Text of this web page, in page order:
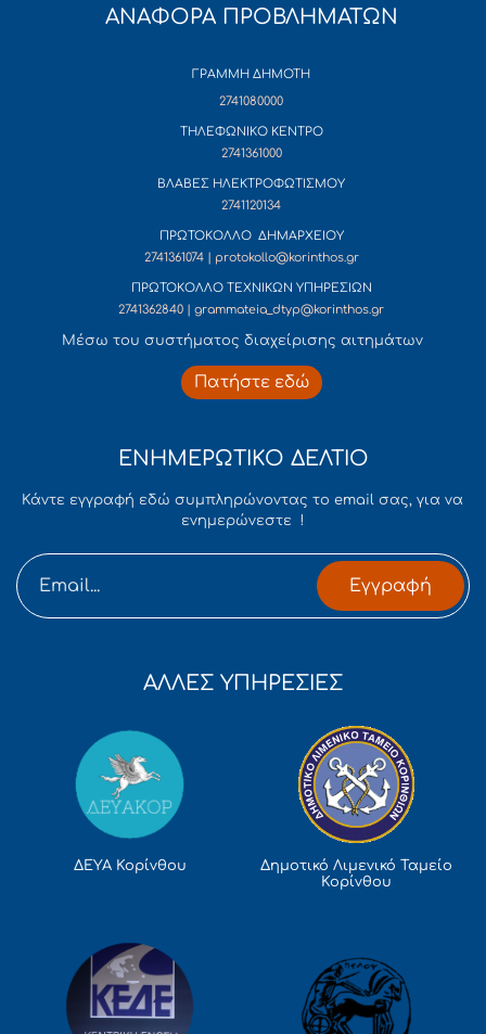
ΑΝΑΦΟΡΑ ΠΡΟΒΛΗΜΑΤΩΝ
ΓΡΑΜΜΗ ΔΗΜΟΤΗ
2741080000
ΤΗΛΕΦΩΝΙΚΟ ΚΕΝΤΡΟ
2741361000
ΒΛΑΒΕΣ ΗΛΕΚΤΡΟΦΩΤΙΣΜΟΥ
2741120134
ΠΡΩΤΟΚΟΛΛΟ ΔΗΜΑΡΧΕΙΟΥ
2741361074 | protokollo@korinthos.gr
ΠΡΩΤΟΚΟΛΛΟ ΤΕΧΝΙΚΩΝ ΥΠΗΡΕΣΙΩΝ
2741362840 | grammateia_dtyp@korinthos.gr
Mέσω του συστήματος διαχείρισης αιτημάτων
Πατήστε εδώ
ΕΝΗΜΕΡΩΤΙΚΟ ΔΕΛΤΙΟ
Κάντε εγγραφή εδώ συμπληρώνοντας το email σας, για να
ενημερώνεστε !
Εγγραφή
ΑΛΛΕΣ ΥΠΗΡΕΣΙΕΣ
ΔΕΥΑ Κορίνθου
Δημοτικό Λιμενικό Ταμείο
Κορίνθου